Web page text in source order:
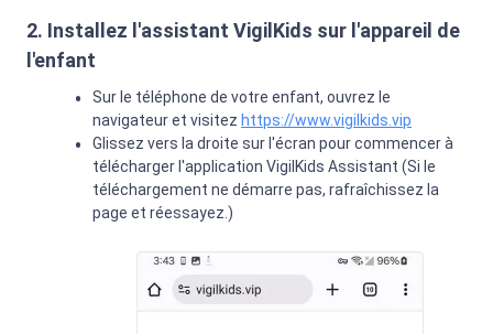
2. Installez l'assistant VigilKids sur l'appareil de
l'enfant
Sur le téléphone de votre enfant, ouvrez le
navigateur et visitez https://www.vigilkids.vip
Glissez vers la droite sur l'écran pour commencer à
télécharger l'application VigilKids Assistant (Si le
téléchargement ne démarre pas, rafraîchissez la
page et réessayez.)